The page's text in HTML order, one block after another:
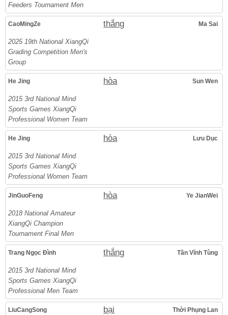
Feeders Tournament Men
CaoMingZe thắng Ma Sai
2025 19th National XiangQi
Grading Competition Men's
Group
He Jing hòa Sun Wen
2015 3rd National Mind
Sports Games XiangQi
Professional Women Team
He Jing hòa Lưu Dục
2015 3rd National Mind
Sports Games XiangQi
Professional Women Team
JinGuoFeng hòa Ye JianWei
2018 National Amateur
XiangQi Champion
Tournament Final Men
Trang Ngọc Đình thắng Tần Vĩnh Tùng
2015 3rd National Mind
Sports Games XiangQi
Professional Men Team
LiuCangSong bại Thời Phụng Lan